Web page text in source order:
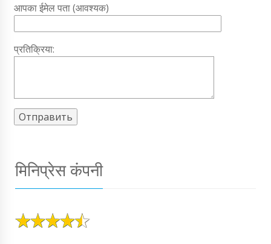
आपका ईमेल पता (आवश्यक)
प्रतिक्रिया:
मिनिप्रेस कंपनी